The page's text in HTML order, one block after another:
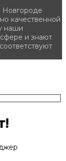
Новгороде
качественной
наши
и знают